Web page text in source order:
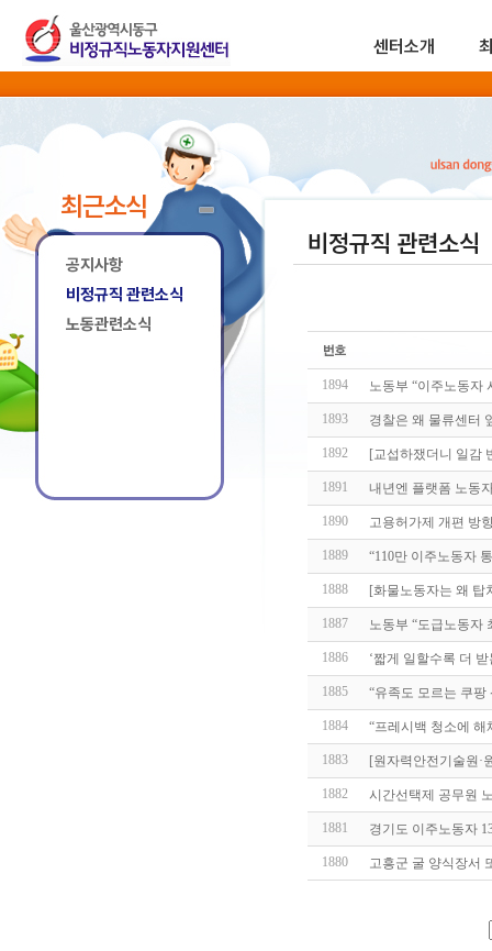
센터소개
최근소식
공지사항
비정규직 관련소식
노동관련소식
비정규직 관련소식
1894 노동부 “이주노동자
1893 경찰은 왜 물류센터
1892 [교섭하쟀더니 일감
1891 내년엔 플랫폼 노동
1890 고용허가제 개편 방
1889 “110만 이주노동자
1888 [화물노동자는 왜
1887 노동부 “도급노동자
1886 ‘짧게 일할수록 더
1885 “유족도 모르는 쿠
1884 “프레시백 청소에
1883 [원자력안전기술원·
1882 시간선택제 공무원
1881 경기도 이주노동자
1880 고흥군 굴 양식장서